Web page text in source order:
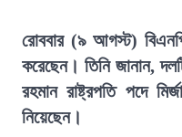
রোববার (৯ আগস্ট)
করেছেন। তিনি জানান,
রহমান রাষ্ট্রপতি পদে
নিয়েছেন।